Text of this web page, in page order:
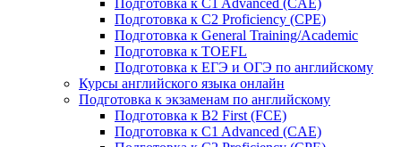
Подготовка к C2 Proficiency (CPE)
Подготовка к General Training/Academic
Подготовка к TOEFL
Подготовка к ЕГЭ и ОГЭ по английскому
Курсы английского языка онлайн
Подготовка к экзаменам по английскому
Подготовка к B2 First (FCE)
Подготовка к C1 Advanced (CAE)